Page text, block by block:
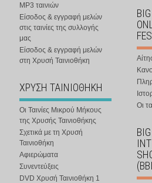
MP3 ταινιών
Είσοδος & εγγραφή μελών
στις ταινίες της συλλογής
μας
Είσοδος & εγγραφή μελών
στη Χρυσή Ταινιοθήκη
ΧΡΥΣΗ ΤΑΙΝΙΟΘΗΚΗ
Οι Ταινίες Μικρού Μήκους
της Χρυσής Ταινιοθήκης
Σχετικά με τη Χρυσή
Ταινιοθήκη
Αφιερώματα
Συνεντεύξεις
DVD Χρυσή Ταινιοθήκη 1
Οι